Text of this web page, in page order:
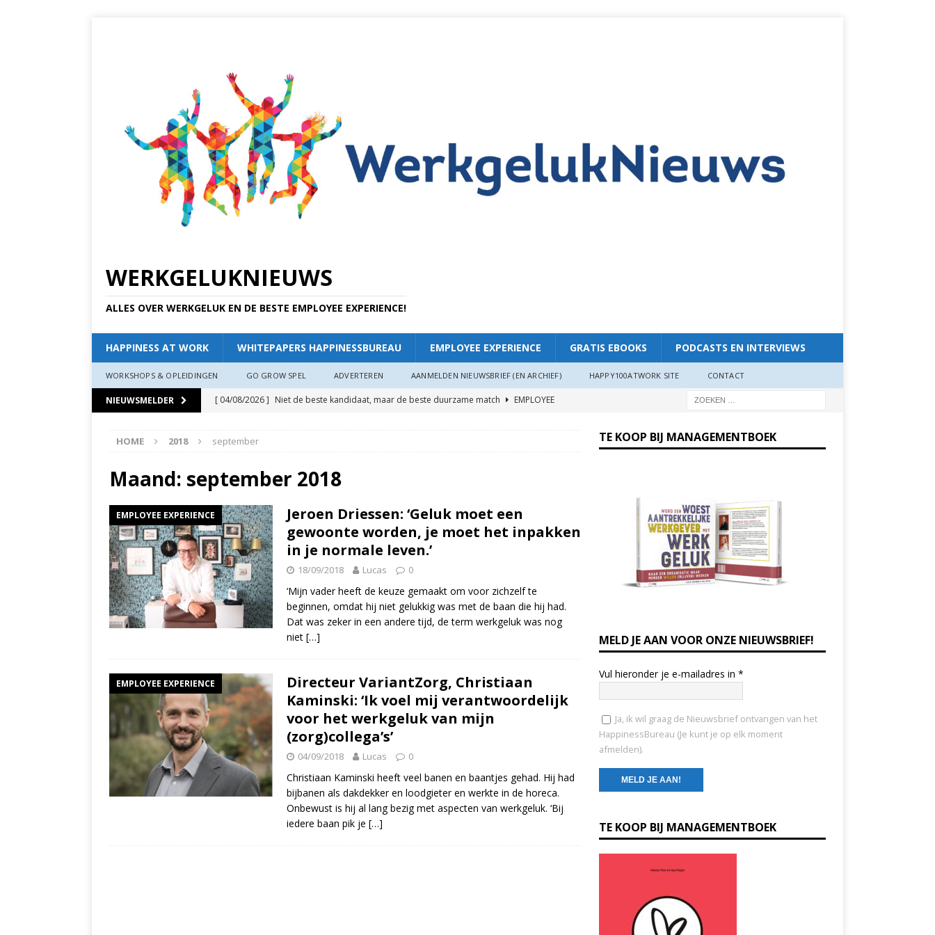
WERKGELUKNIEUWS
ALLES OVER WERKGELUK EN DE BESTE EMPLOYEE EXPERIENCE!
HAPPINESS AT WORK WHITEPAPERS HAPPINESSBUREAU EMPLOYEE EXPERIENCE GRATIS EBOOKS PODCASTS EN INTERVIEWS
WORKSHOPS & OPLEIDINGEN GO GROW SPEL ADVERTEREN AANMELDEN NIEUWSBRIEF (EN ARCHIEF) HAPPY100ATWORK SITE CONTACT
NIEUWSMELDER [ 04/08/2026 ] Niet de beste kandidaat, maar de beste duurzame match
EMPLOYEE
[ 11/07/2026 ]
[ 07/07/2026 ]
“Werkgevers hebben meer invloed op de WIA-instroom dan zij denken”
[ 19/06/2026 ]
Zo creëer je meer plezier en verbinding op het werk: “Als je goed in je vel
zit, ben je veerkrach­tiger”
[ 19/06/2026 ]
Waarom goede organisaties zichzelf soms langzaam uitputten
HAPPINESS AT WORK
[ 13/03/2026 ]
Verdiepingsdag Werkgeluk op 17 juni 2026! HAPPINESS AT WORK
HOME 2018 september
Maand: september 2018
EMPLOYEE EXPERIENCE
Jeroen Driessen: ‘Geluk moet een
gewoonte worden, je moet het inpakken
in je normale leven.’
18/09/2018 Lucas 0
‘Mijn vader heeft de keuze gemaakt om voor zichzelf te
beginnen, omdat hij niet gelukkig was met de baan die hij had.
Dat was zeker in een andere tijd, de term werkgeluk was nog
niet […]
EMPLOYEE EXPERIENCE
Directeur VariantZorg, Christiaan
Kaminski: ‘Ik voel mij verantwoordelijk
voor het werkgeluk van mijn
(zorg)collega’s’
04/09/2018 Lucas 0
Christiaan Kaminski heeft veel banen en baantjes gehad. Hij had
bijbanen als dakdekker en loodgieter en werkte in de horeca.
Onbewust is hij al lang bezig met aspecten van werkgeluk. ‘Bij
iedere baan pik je […]
TE KOOP BIJ MANAGEMENTBOEK
MELD JE AAN VOOR ONZE NIEUWSBRIEF!
Vul hieronder je e-mailadres in *
Ja, ik wil graag de Nieuwsbrief ontvangen van het
HappinessBureau (Je kunt je op elk moment
afmelden).
o
n
s
TE KOOP BIJ MANAGEMENTBOEK